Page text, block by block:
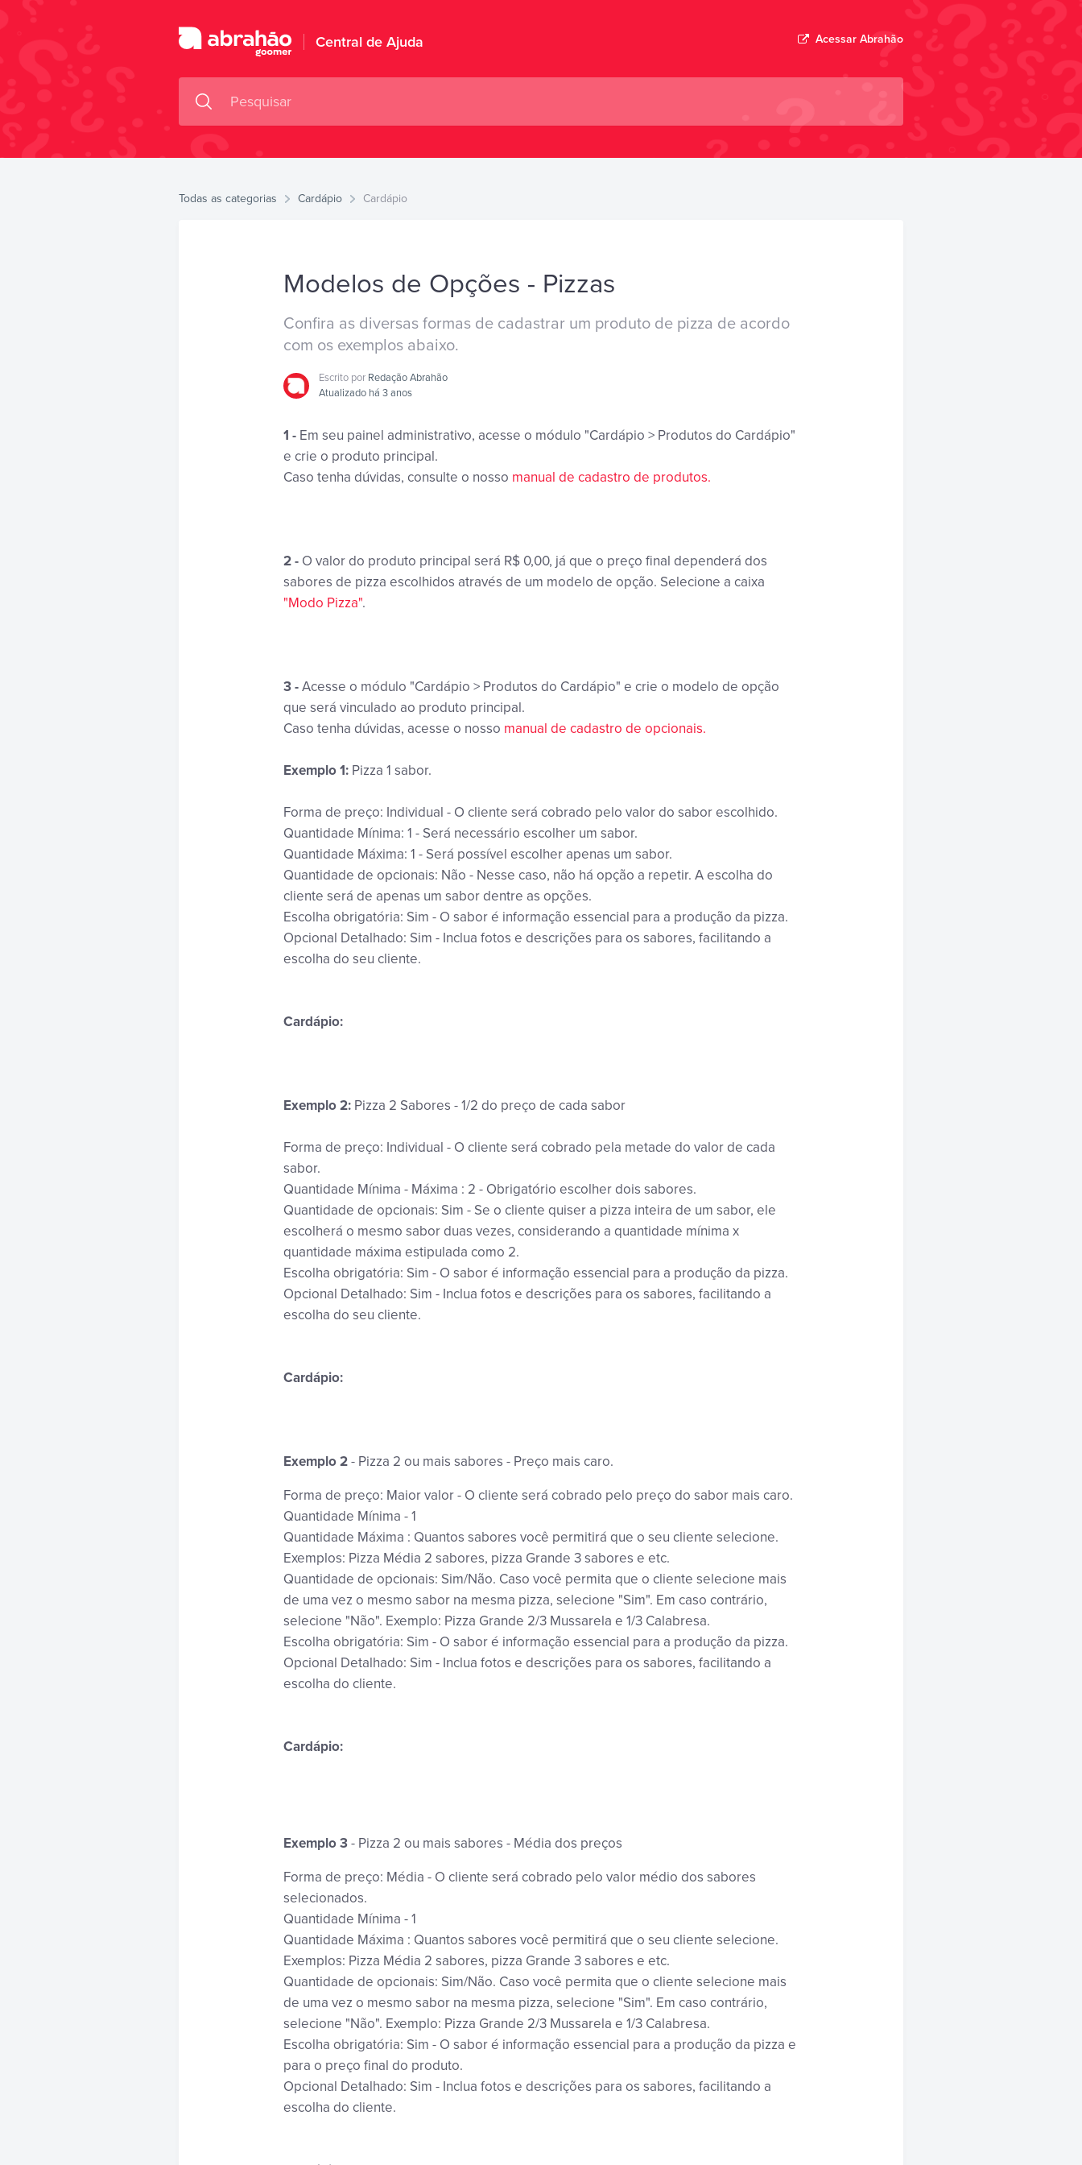
Central de Ajuda Acessar Abrahão
Todas as categorias Cardápio Cardápio
Modelos de Opções - Pizzas
Confira as diversas formas de cadastrar um produto de pizza de acordo
com os exemplos abaixo.
Escrito por Redação Abrahão
Atualizado há 3 anos
1 - Em seu painel administrativo, acesse o módulo "Cardápio > Produtos do Cardápio"
e crie o produto principal.
Caso tenha dúvidas, consulte o nosso manual de cadastro de produtos.
2 - O valor do produto principal será R$ 0,00, já que o preço final dependerá dos
sabores de pizza escolhidos através de um modelo de opção. Selecione a caixa
"Modo Pizza".
3 -Acesse o módulo "Cardápio > Produtos do Cardápio" e crie o modelo de opção
que será vinculado ao produto principal.
Caso tenha dúvidas, acesse o nosso manual de cadastro de opcionais.
Exemplo 1: Pizza 1 sabor.
Forma de preço: Individual - O cliente será cobrado pelo valor do sabor escolhido.
Quantidade Mínima: 1 - Será necessário escolher um sabor.
Quantidade Máxima: 1 - Será possível escolher apenas um sabor.
Quantidade de opcionais: Não - Nesse caso, não há opção a repetir. A escolha do
cliente será de apenas um sabor dentre as opções.
Escolha obrigatória: Sim - O sabor é informação essencial para a produção da pizza.
Opcional Detalhado: Sim - Inclua fotos e descrições para os sabores, facilitando a
escolha do seu cliente.
Cardápio:
Exemplo 2: Pizza 2 Sabores - 1/2 do preço de cada sabor
Forma de preço: Individual - O cliente será cobrado pela metade do valor de cada
sabor.
Quantidade Mínima - Máxima : 2 - Obrigatório escolher dois sabores.
Quantidade de opcionais: Sim - Se o cliente quiser a pizza inteira de um sabor, ele
escolherá o mesmo sabor duas vezes, considerando a quantidade mínima x
quantidade máxima estipulada como 2.
Escolha obrigatória: Sim - O sabor é informação essencial para a produção da pizza.
Opcional Detalhado: Sim - Inclua fotos e descrições para os sabores, facilitando a
escolha do seu cliente.
Cardápio:
Exemplo 2- Pizza 2 ou mais sabores - Preço mais caro.
Forma de preço: Maior valor - O cliente será cobrado pelo preço do sabor mais caro.
Quantidade Mínima - 1
Quantidade Máxima : Quantos sabores você permitirá que o seu cliente selecione.
Exemplos: Pizza Média 2 sabores, pizza Grande 3 sabores e etc.
Quantidade de opcionais: Sim/Não. Caso você permita que o cliente selecione mais
de uma vez o mesmo sabor na mesma pizza, selecione "Sim". Em caso contrário,
selecione "Não". Exemplo: Pizza Grande 2/3 Mussarela e 1/3 Calabresa.
Escolha obrigatória: Sim - O sabor é informação essencial para a produção da pizza.
Opcional Detalhado: Sim - Inclua fotos e descrições para os sabores, facilitando a
escolha do cliente.
Cardápio:
Exemplo 3- Pizza 2 ou mais sabores - Média dos preços
Forma de preço: Média - O cliente será cobrado pelo valor médio dos sabores
selecionados.
Quantidade Mínima - 1
Quantidade Máxima : Quantos sabores você permitirá que o seu cliente selecione.
Exemplos: Pizza Média 2 sabores, pizza Grande 3 sabores e etc.
Quantidade de opcionais: Sim/Não. Caso você permita que o cliente selecione mais
de uma vez o mesmo sabor na mesma pizza, selecione "Sim". Em caso contrário,
selecione "Não". Exemplo: Pizza Grande 2/3 Mussarela e 1/3 Calabresa.
Escolha obrigatória: Sim - O sabor é informação essencial para a produção da pizza e
para o preço final do produto.
Opcional Detalhado: Sim - Inclua fotos e descrições para os sabores, facilitando a
escolha do cliente.